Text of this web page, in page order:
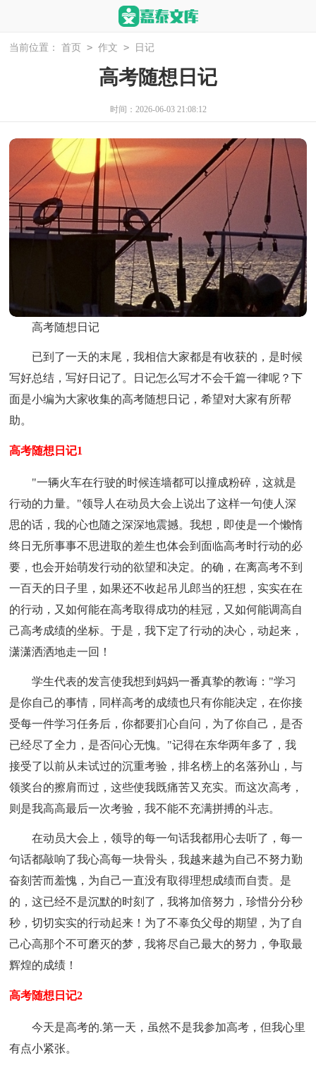
当前位置： 首页 > 作文 > 日记
高考随想日记
时间：2026-06-03 21:08:12
高考随想日记
已到了一天的末尾，我相信大家都是有收获的，是时候
写好总结，写好日记了。日记怎么写才不会千篇一律呢？下
面是小编为大家收集的高考随想日记，希望对大家有所帮
助。
高考随想日记1
"一辆火车在行驶的时候连墙都可以撞成粉碎，这就是
行动的力量。"领导人在动员大会上说出了这样一句使人深
思的话，我的心也随之深深地震撼。我想，即使是一个懒惰
终日无所事事不思进取的差生也体会到面临高考时行动的必
要，也会开始萌发行动的欲望和决定。的确，在离高考不到
一百天的日子里，如果还不收起吊儿郎当的狂想，实实在在
的行动，又如何能在高考取得成功的桂冠，又如何能调高自
己高考成绩的坐标。于是，我下定了行动的决心，动起来，
潇潇洒洒地走一回！
学生代表的发言使我想到妈妈一番真挚的教诲："学习
是你自己的事情，同样高考的成绩也只有你能决定，在你接
受每一件学习任务后，你都要扪心自问，为了你自己，是否
已经尽了全力，是否问心无愧。"记得在东华两年多了，我
接受了以前从未试过的沉重考验，排名榜上的名落孙山，与
领奖台的擦肩而过，这些使我既痛苦又充实。而这次高考，
则是我高高最后一次考验，我不能不充满拼搏的斗志。
在动员大会上，领导的每一句话我都用心去听了，每一
句话都敲响了我心高每一块骨头，我越来越为自己不努力勤
奋刻苦而羞愧，为自己一直没有取得理想成绩而自责。是
的，这已经不是沉默的时刻了，我将加倍努力，珍惜分分秒
秒，切切实实的行动起来！为了不辜负父母的期望，为了自
己心高那个不可磨灭的梦，我将尽自己最大的努力，争取最
辉煌的成绩！
高考随想日记2
今天是高考的.第一天，虽然不是我参加高考，但我心里
有点小紧张。